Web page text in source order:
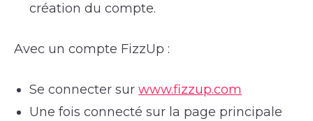
création du compte.
Avec un compte FizzUp :
Se connecter surwww.fizzup.com
Une fois connecté sur la page principale